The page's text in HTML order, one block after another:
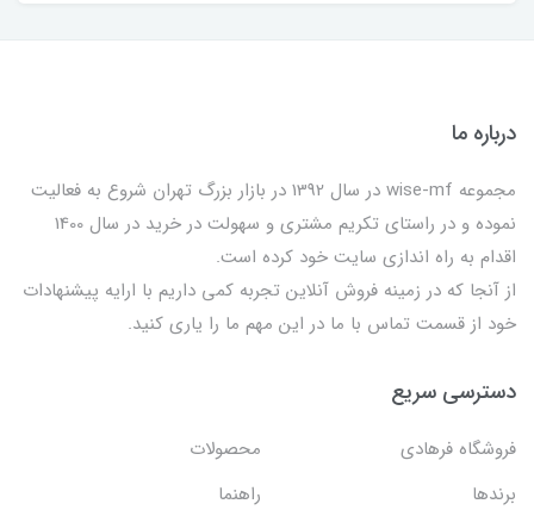
درباره ما
مجموعه wise-mf در سال 1392 در بازار بزرگ تهران شروع به فعالیت
نموده و در راستای تکریم مشتری و سهولت در خرید در سال 1400
اقدام به راه اندازی سایت خود کرده است.
از آنجا که در زمینه فروش آنلاین تجربه کمی داریم با ارایه پیشنهادات
خود از قسمت تماس با ما در این مهم ما را یاری کنید.
دسترسی سریع
فروشگاه فرهادی
محصولات
برندها
راهنما